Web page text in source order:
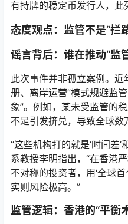
有持牌的稳定币发行人，此
态度观点：监管不是“拦
谣言背后：谁在推动“监
此次事件并非孤立案例。近
册、离岸运营”模式规避监
象”。例如，某未受监管的
不足引发挤兑，导致全球数
“这些机构打的就是‘时间差’
系教授李明指出，“在香港
不对称的投资者，用‘全球首
实则风险极高。”
监管逻辑：香港的“平衡